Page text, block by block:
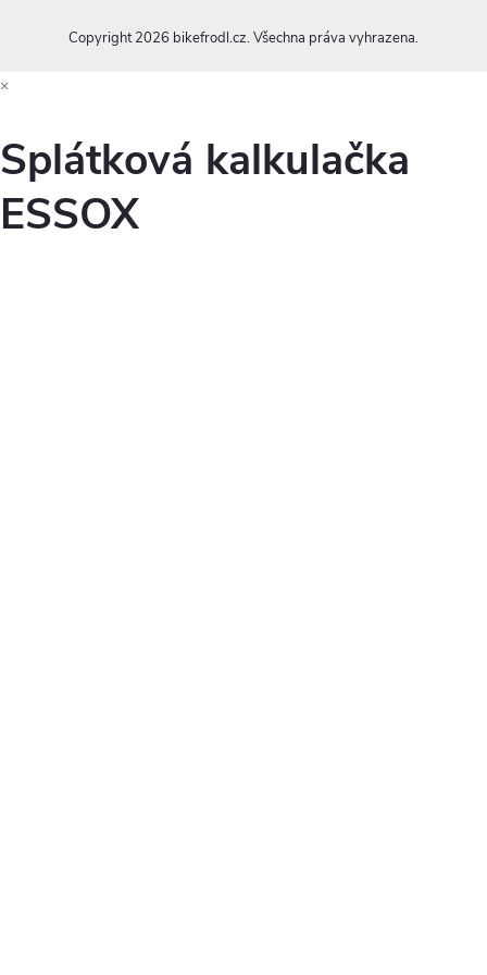
i
s
u
Copyright 2026 bikefrodl.cz. Všechna práva vyhrazena.
×
Splátková kalkulačka
ESSOX